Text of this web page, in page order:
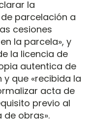
la
parcelación a
cesiones
la parcela», y
la licencia de
autentica de
que «recibida la
acta de
previo al
obras».